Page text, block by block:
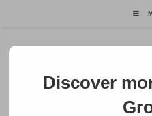
Florin
ENTREPRENEUR.
Discover